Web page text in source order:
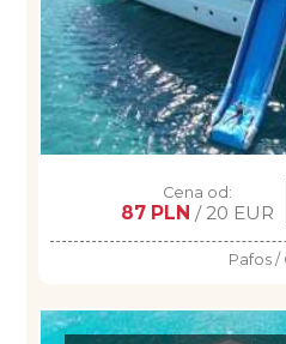
Cena od:
87 PLN / 20 EUR
Pafos /